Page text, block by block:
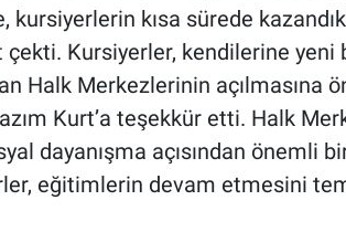
kursiyerlerin kısa sürede
çekti. Kursiyerler, kendilerine
Halk Merkezlerinin açılmasına
Kurt’a teşekkür etti. Halk
dayanışma açısından önemli
eğitimlerin devam etmesini